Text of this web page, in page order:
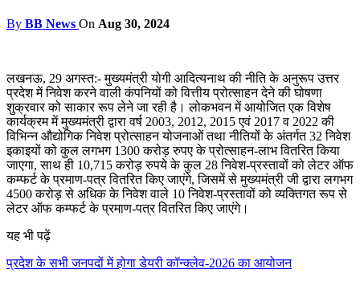
By BB News On Aug 30, 2024
लखनऊ, 29 अगस्त:- मुख्यमंत्री योगी आदित्यनाथ की नीति के अनुरूप उत्तर
प्रदेश में निवेश करने वाली कंपनियों को वित्तीय प्रोत्साहन देने की घोषणा
शुक्रवार को साकार रूप लेने जा रही है। लोकभवन में आयोजित एक विशेष
कार्यक्रम में मुख्यमंत्री द्वारा वर्ष 2003, 2012, 2015 एवं 2017 व 2022 की
विभिन्न औद्योगिक निवेश प्रोत्साहन योजनाओं तथा नीतियों के अंतर्गत 32 निवेश
इकाइयों को कुल लगभग 1300 करोड़ रुपए के प्रोत्साहन-लाभ वितरित किया
जाएगा, साथ ही 10,715 करोड़ रुपये के कुल 28 निवेश-प्रस्तावों को लेटर ऑफ
कम्फर्ट के प्रमाण-पत्र वितरित किए जाएंगे, जिसमें से मुख्यमंत्री जी द्वारा लगभग
4500 करोड़ से अधिक के निवेश वाले 10 निवेश-प्रस्तावों को व्यक्तिगत रूप से
लेटर ऑफ कम्फर्ट के प्रमाण-पत्र वितरित किए जाएंगे।
यह भी पढ़ें
प्रदेश के सभी जनपदों में होगा डेयरी कॉन्क्लेव-2026 का आयोजन